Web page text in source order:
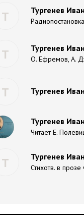
Т Тургенев
Радиопостановка
Т Тургенев
О. Ефремов, А.
Т Тургенев
Тургенев
Читает Е.
Т Тургенев
Стихотв. в